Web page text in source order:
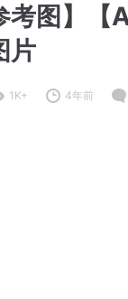
考图】【
片
1K+ 4年前